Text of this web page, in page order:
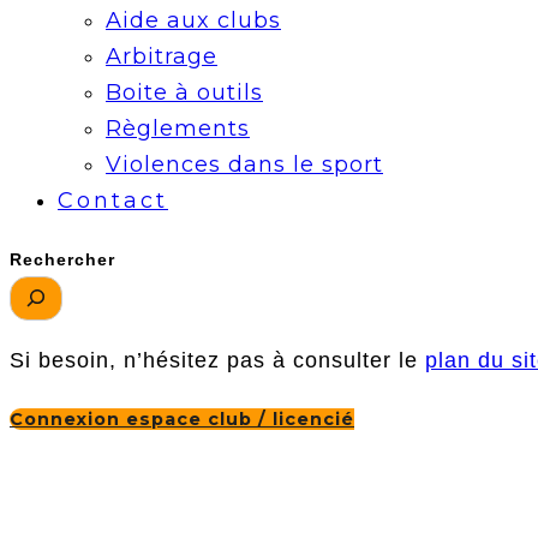
Aide aux clubs
Arbitrage
Boite à outils
Règlements
Violences dans le sport
Contact
Rechercher
Si besoin, n’hésitez pas à consulter le plan du
Connexion espace club / licencié